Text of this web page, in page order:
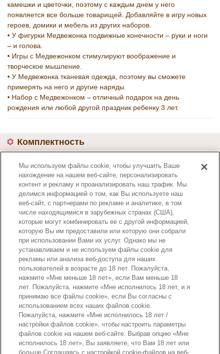
камешки и цветочки, поэтому с каждым днем у него
появляется все больше товарищей. Добавляйте в игру новых
героев, домики и мебель из других наборов.
• У фигурки Медвежонка подвижные конечности – руки и ноги
– и голова.
• Игры с Медвежонком стимулируют воображение и
творческое мышление.
• У Медвежонка тканевая одежда, поэтому вы сможете
примерять на него и другие наряды.
• Набор с Медвежонком – отличный подарок на день
рождения или любой другой праздник ребенку 3 лет.
Комплектность
• Фигурка Медвежонка.
• Розовый рюкзачок.
• Голубая шляпка.
Номер артикула : 5412
Страницы каталога
Мы используем файлы cookie, чтобы улучшить Ваше
нахождение на нашем веб-сайте, персонализировать
контент и рекламу и проанализировать наш трафик. Мы
делимся информацией о том, как Вы используете наш
веб-сайт, с партнерами по рекламе и аналитике, в том
числе находящимися в зарубежных странах (США),
которые могут комбинировать ее с другой информацией,
которую Вы им предоставили или которую они собрали
при использовании Вами их услуг. Однако мы не
устанавливаем и не используем файлы cookie для
рекламы или анализа веб-доступа для наших
пользователей в возрасте до 18 лет. Пожалуйста,
нажмите «Мне меньше 18 лет», если Вам меньше 18
лет. Пожалуйста, нажмите «Мне исполнилось 18 лет, и я
принимаю все файлы cookie», если Вы согласны с
использованием всех наших файлов cookie.
Пожалуйста, нажмите «Мне исполнилось 18 лет /
настройки файлов cookie», чтобы настроить параметры
файлов cookie на нашем веб-сайте. Выбрав опцию «Мне
исполнилось 18 лет», Вы заявляете, что Вам 18 лет или
больше.Соглашаясь с настройкой cookie-файлов на веб-